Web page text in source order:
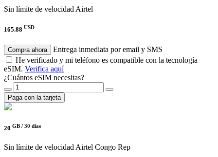
Sin límite de velocidad Airtel
165.88 USD
Compra ahora
Entrega inmediata por email y SMS
He verificado y mi teléfono es compatible con la tecnología
eSIM. Verifica aquí
¿Cuántos eSIM necesitas?
Paga con la tarjeta
20 GB / 30 días
Sin límite de velocidad Airtel Congo Rep